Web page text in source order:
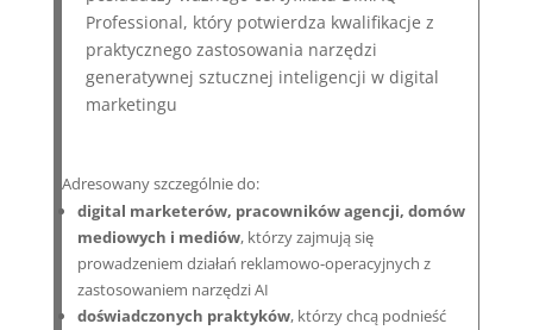
Professional, który potwierdza kwalifikacje z
praktycznego zastosowania narzędzi
generatywnej sztucznej inteligencji w digital
marketingu
Adresowany szczególnie do:
digital marketerów, pracowników agencji, domów
mediowych i mediów, którzy zajmują się
prowadzeniem działań reklamowo-operacyjnych z
zastosowaniem narzędzi AI
doświadczonych praktyków, którzy chcą podnieść